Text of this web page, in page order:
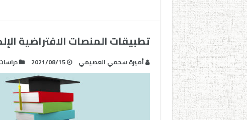
تطبيقات المنصات الافتراضية
أميرة سحمي العصيمي 2021/08/15